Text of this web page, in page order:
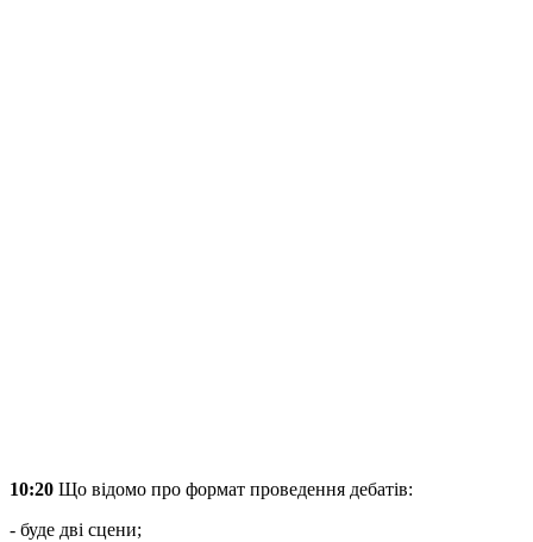
10:20 Що відомо про формат проведення дебатів:
- буде дві сцени;